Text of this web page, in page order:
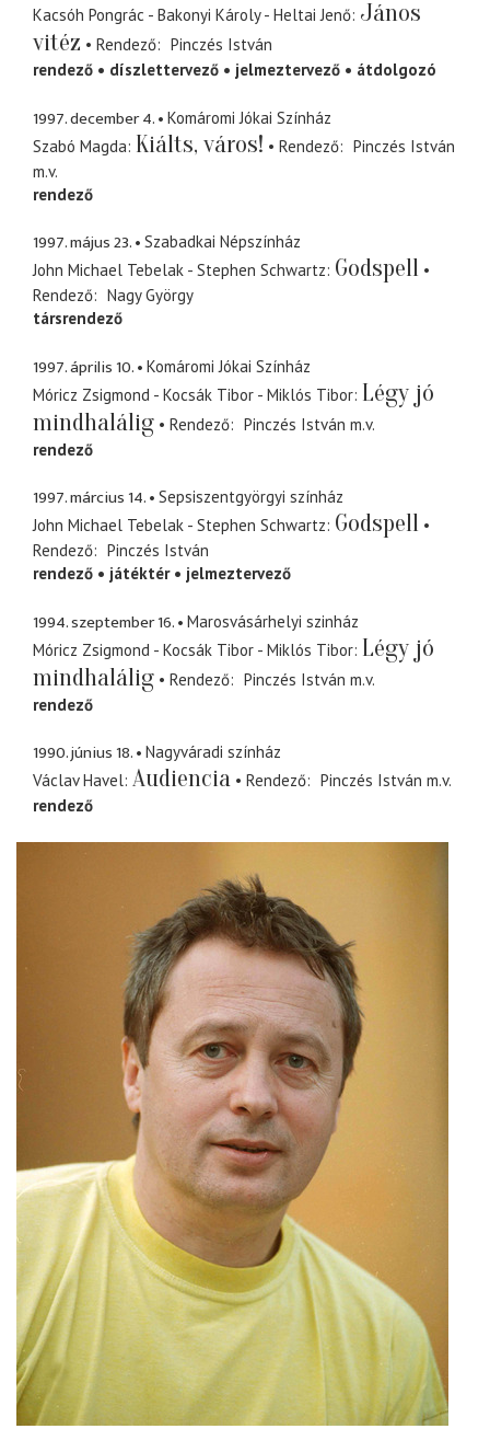
Kacsóh Pongrác - Bakonyi Károly - Heltai Jenő János
vitéz
Rendező
Pinczés István
rendező
díszlettervező jelmeztervező átdolgozó
1997. december 4.
Komáromi Jókai Színház
Szabó Magda Kiálts, város! Rendező
Pinczés István
m.v.
rendező
1997. május 23.
Szabadkai Népszínház
John Michael Tebelak - Stephen Schwartz Godspell
Rendező
Nagy György
társrendező
1997. április 10.
Komáromi Jókai Színház
Móricz Zsigmond - Kocsák Tibor - Miklós Tibor Légy jó
mindhalálig
Rendező Pinczés István m.v.
rendező
1997. március 14.
Sepsiszentgyörgyi színház
John Michael Tebelak - Stephen Schwartz Godspell
Rendező
Pinczés István
rendező
játéktér jelmeztervező
1994. szeptember 16.
Marosvásárhelyi szinház
Móricz Zsigmond - Kocsák Tibor - Miklós Tibor Légy jó
mindhalálig
Rendező Pinczés István m.v.
rendező
1990. június 18.
Nagyváradi színház
Václav Havel Audiencia Rendező Pinczés István m.v.
rendező